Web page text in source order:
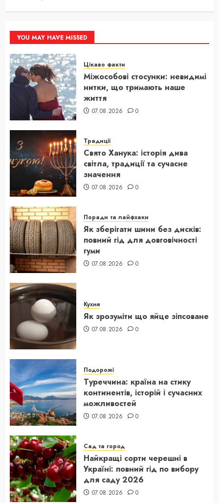
YOU MAY HAVE MISSED
Цікаво факти
Міжособові стосунки: невидимі
нитки, що тримають наше
життя
07.08.2026 0
Традиції
Свято Ханука: історія дива
світла, традиції та сучасне
значення
07.08.2026 0
Поради та лайфхаки
Як зберігати шини без дисків:
повний гід для довговічності
гуми
07.08.2026 0
Кухня
Як зрозуміти що яйце зіпсоване
07.08.2026 0
Подорожі
Туреччина: країна на стику
континентів, історій і сучасних
можливостей
07.08.2026 0
Сад та город
Найкращі сорти черешні в
Україні: повний гід по вибору
для саду 2026
07.08.2026 0